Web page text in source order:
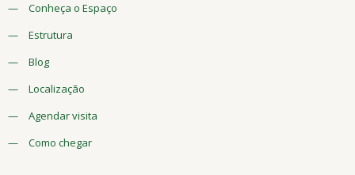
—
Conheça o Espaço
—
Estrutura
—
Blog
—
Localização
—
Agendar visita
—
Como chegar